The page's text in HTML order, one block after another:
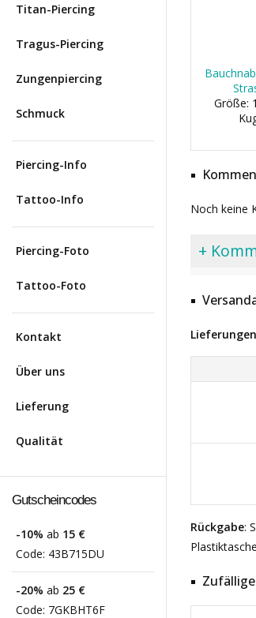
Titan-Piercing
Tragus-Piercing
Zungenpiercing
Schmuck
Piercing-Info
Tattoo-Info
Piercing-Foto
Tattoo-Foto
Kontakt
Über uns
Lieferung
Qualität
Gutscheincodes
-10% ab 15 €
Code: 43B715DU
-20% ab 25 €
Code: 7GKBHT6F
Größe:
Noch keine
+
Rückgabe: